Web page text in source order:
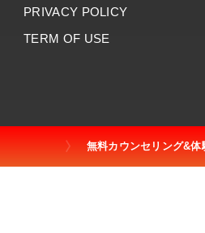
PRIVACY POLICY
TERM OF USE
無料カウンセリング&体